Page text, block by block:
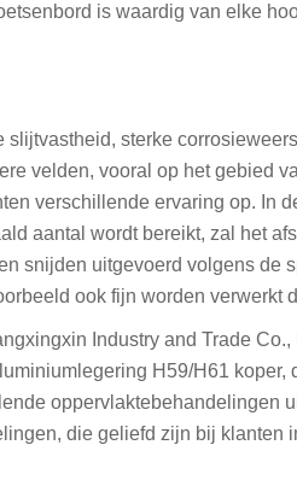
is waardig van elke
sterke
velden, vooral op het gebied
verschillende ervaring op. In
aantal wordt bereikt, zal het
snijden uitgevoerd volgens de
ook fijn worden verwerkt
Industry and Trade
H59/H61
oppervlaktebehandelingen
die geliefd zijn bij klanten